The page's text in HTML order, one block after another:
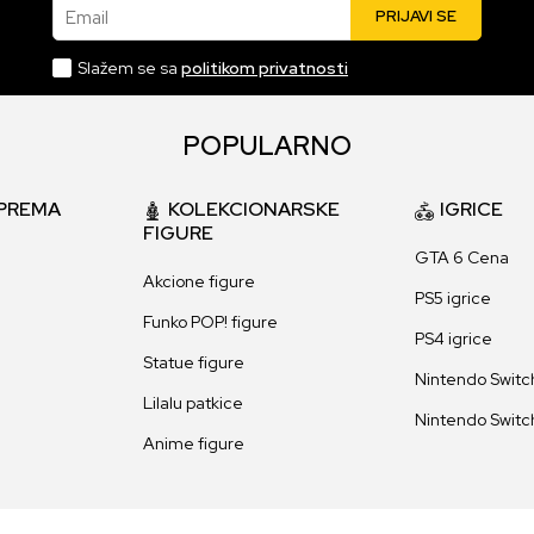
Email PRIJAVI SE
Slažem se sa politikom privatnosti
POPULARNO
KOLEKCIONARSKE
FIGURE
Akcione figure
Funko POP! figure
Statue figure
Lilalu patkice
Anime figure
IGRICE
GTA 6 Cena
PS5 igrice
PS4 igrice
Nintendo
Nintendo